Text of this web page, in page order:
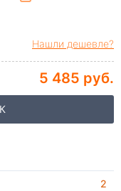
Нашли дешевле?
5 485 руб.
2